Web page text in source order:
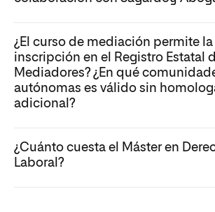
¿El curso de mediación permite la
inscripción en el Registro Estatal
Mediadores? ¿En qué
autónomas es válido sin
adicional?
¿Cuánto cuesta el Máster en
Laboral?